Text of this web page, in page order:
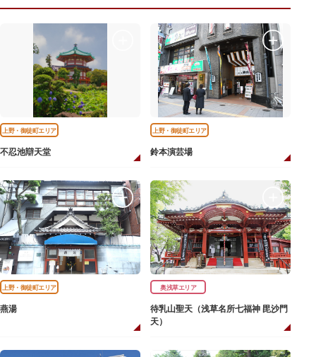
上野・御徒町エリア
不忍池辯天堂
上野・御徒町エリア
鈴本演芸場
上野・御徒町エリア
燕湯
奥浅草エリア
待乳山聖天（浅草名所七福神 毘沙門
天）